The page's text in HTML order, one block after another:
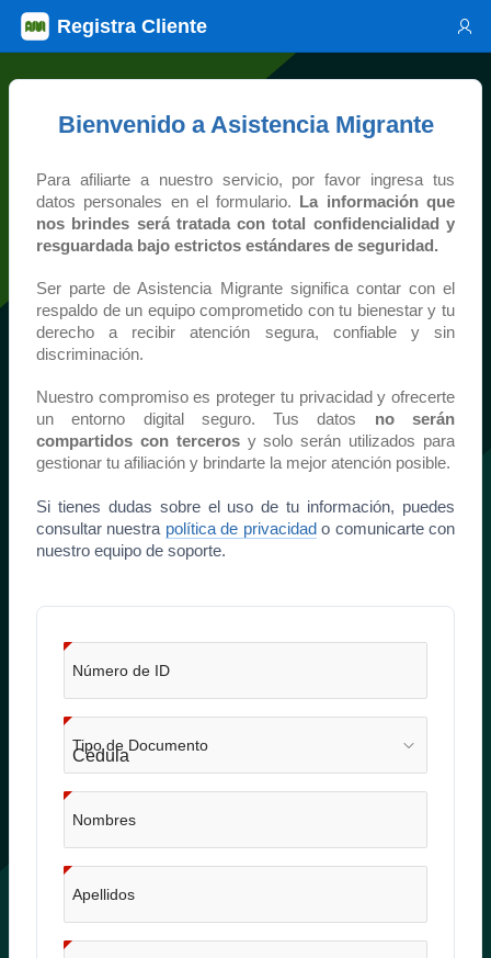
Saltar al contenido principal
Registra Cliente
Bienvenido a Asistencia Migrante
Para afiliarte a nuestro servicio, por favor ingresa tus
datos personales en el formulario. La información que
nos brindes será tratada con total confidencialidad y
resguardada bajo estrictos estándares de seguridad.
Ser parte de Asistencia Migrante significa contar con el
respaldo de un equipo comprometido con tu bienestar y tu
derecho a recibir atención segura, confiable y sin
discriminación.
Nuestro compromiso es proteger tu privacidad y ofrecerte
un entorno digital seguro. Tus datos no serán
compartidos con tercerosy solo serán utilizados para
gestionar tu afiliación y brindarte la mejor atención posible.
Si tienes dudas sobre el uso de tu información, puedes
consultar nuestra política de privacidado comunicarte con
nuestro equipo de soporte.
Número de ID
Tipo de Documento
Nombres
Apellidos